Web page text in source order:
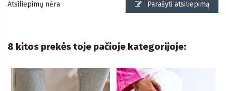
Atsiliepimų nėra Parašyti atsiliepimą
8 kitos prekės toje pačioje kategorijoje: